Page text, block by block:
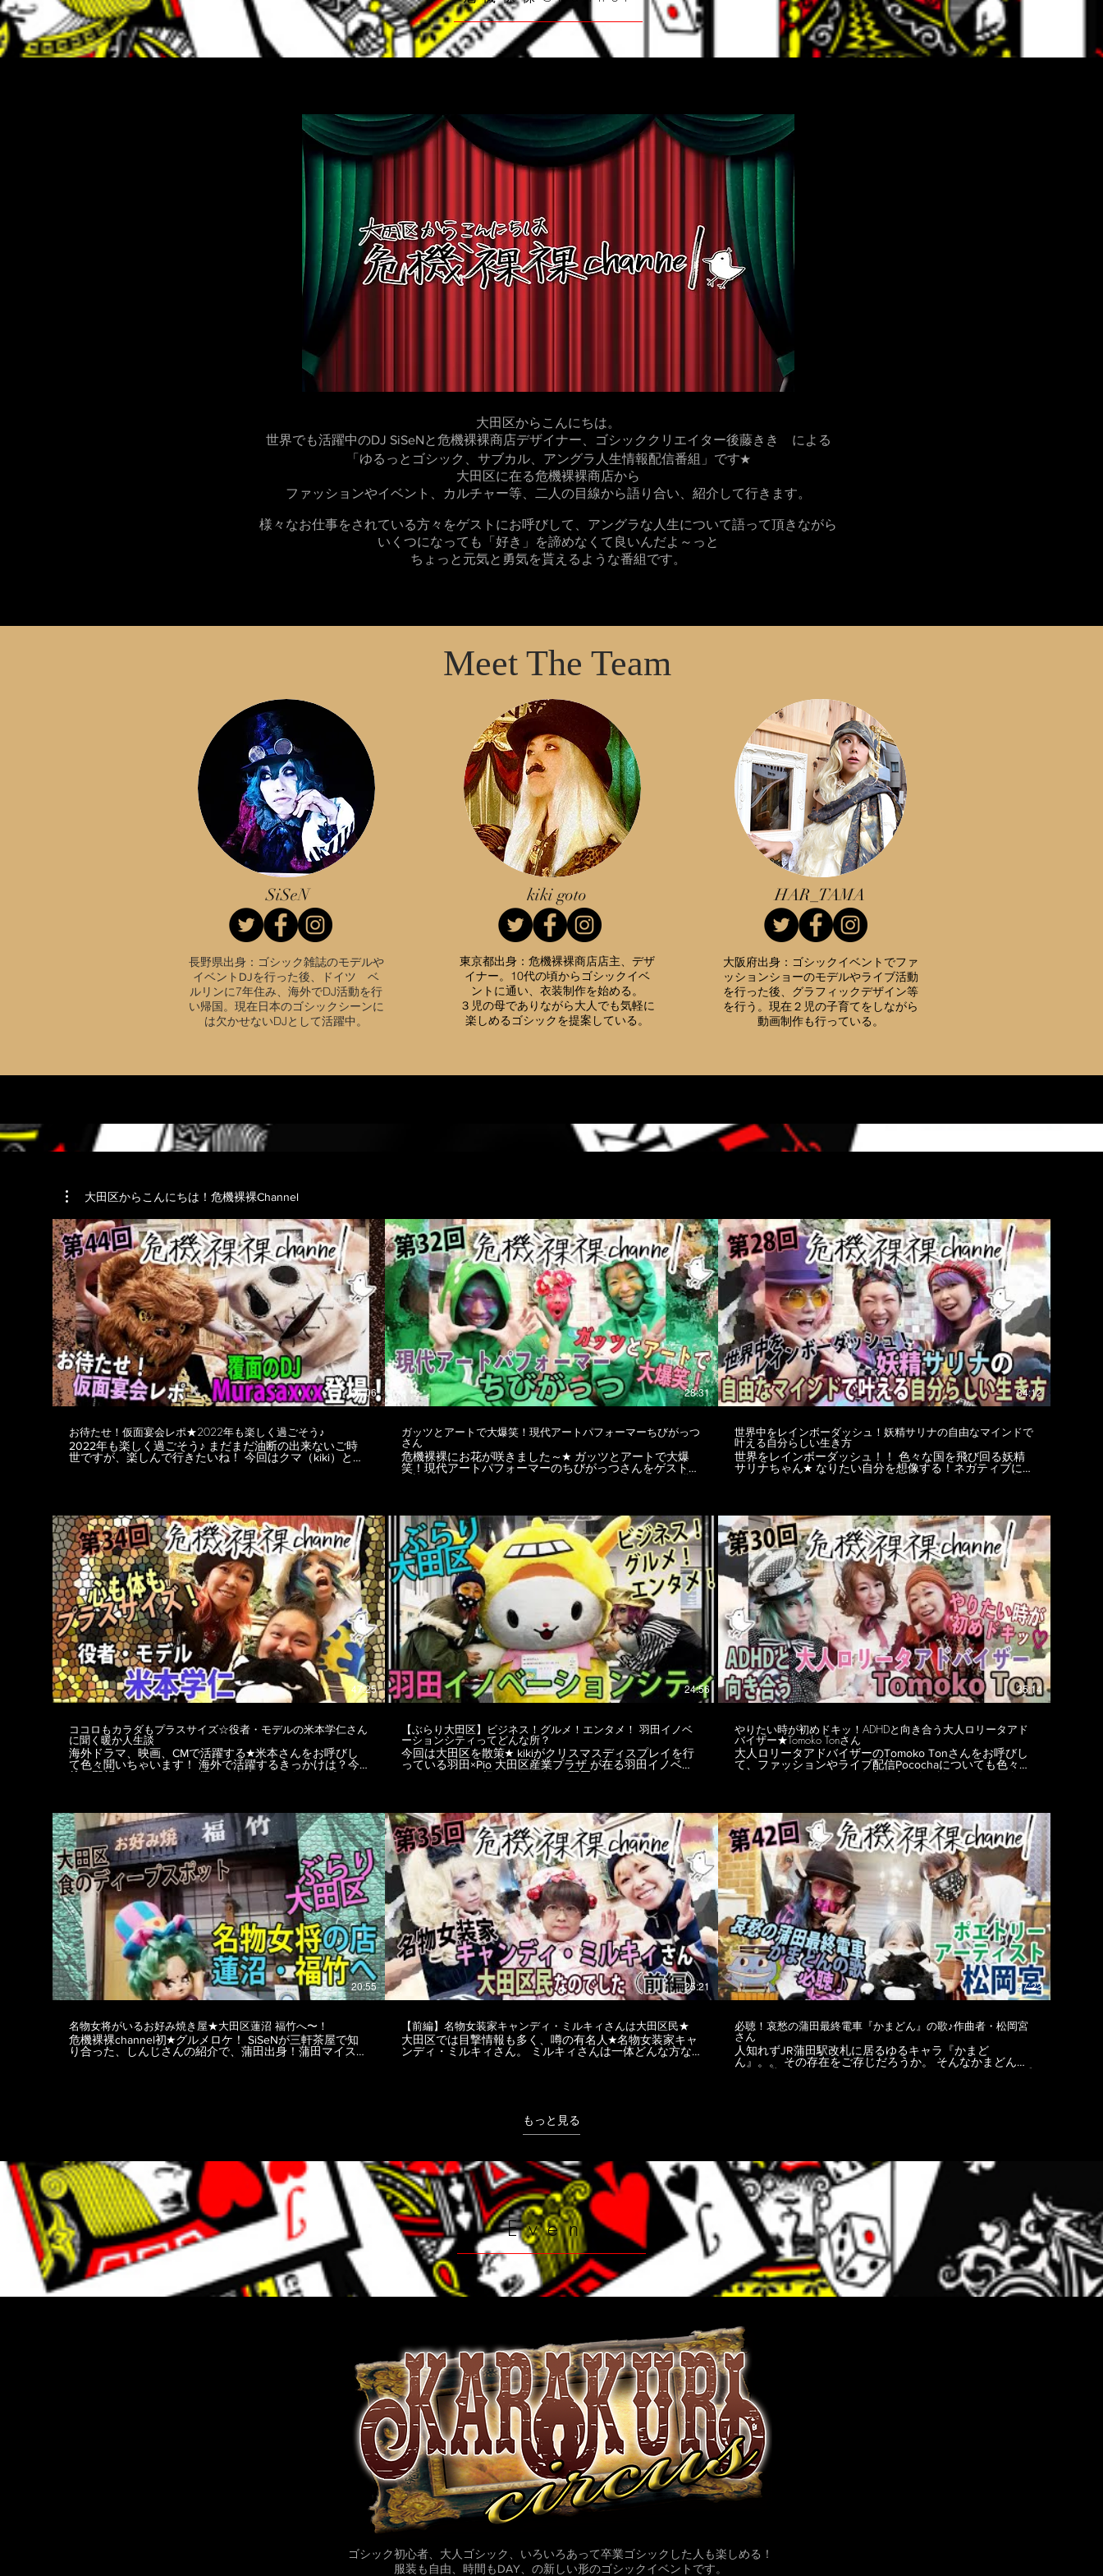
大田区からこんにちは。
世界でも活躍中のDJ SiSeNと危機裸裸商店デザイナー、ゴシッククリエイター後藤きき による
「ゆるっとゴシック、サブカル、アングラ人生情報配信番組」です★
大田区に在る危機裸裸商店から
ファッションやイベント、カルチャー等、二人の目線から語り合い、紹介して行きます。
様々なお仕事をされている方々をゲストにお呼びして、アングラな人生について語って頂きながら
いくつになっても「好き」を諦めなくて良いんだよ～ っと
ちょっと元気と勇気を貰えるような番組です。
Meet The Team
SiSeN
長野県出身：ゴシック雑誌のモデルや
イベントDJを行った後、
ドイツ ベ
ルリンに7年住み、海外でDJ活動を行
い帰国。現在日本のゴシックシーンに
は欠かせないDJとして活躍中。
kiki goto
東京都出身：危機裸裸商店店主、デザ
イナー。10代の頃からゴシックイベ
ントに通い、衣装制作を始める。
３児の母でありながら大人でも気軽に
楽しめるゴシックを提案している。
HAR_TAMA
大阪府出身：ゴシックイベントでファ
ッションショーのモデルやライブ活動
を行った後、グラフィックデザイン等
を行う。現在２児の子育てをしながら
動画制作も行っている。
Event​
大田区からこんにちは！危機裸裸Channel
21:06
お待たせ！仮面宴会レポ★2022年も楽しく過ごそう♪
2022年も楽しく過ごそう♪ まだまだ油断の出来ないご時
世ですが、楽しんで行きたいね！ 今回はクマ（kiki）と覆
Rent 〒1460082 東京都大田区池上5-6-20 ピエタテール池
上 1階 https://channelforrent.info/ ＜危機裸裸商店メディア
出演＞ アド街ック天国 ２０２１・０５・２２放送『雑
色』 https://www.tv-
tokyo.co.jp/adomachi/backnumber/20210522/ ★☆-------------
-------------------------------------☆★ 大田区からこんにちは。 世界
でも活躍中のDJ SiSeNと危機裸裸商店デザイナー、ゴシ
ッククリエイター後藤きき による「ゆるっとゴシック、
サブカル、アングラ情報配信番組」です★ 大田区南六郷危
機裸裸エリアから、ファッションやイベント、カルチャー
等、二人の目線から語り合い、紹介して行きます。 ＜撮
影場所＞ 危機裸裸商店 〒1440045 東京都大田区南六郷1-
17-1 1F 03-4362-5510 https://www.kikirarashoten.com MC
右：DJ Murasaxxx https://www.instagram.com/sisen_violet/
https://www.facebook.com/SiSeN
https://twitter.com/DJSiSeN MC左、カット編集：ゴシック
クリエイター危機裸裸商店デザイナー kiki goto
https://www.facebook.com/kikigotoh
https://twitter.com/gotokiki ＜kiki gotoデザイン監修ブラン
ド＆SHOP＞ https://www.kikirarashoten.com
https://www.dangerousnude.com テロップ、総合編集：
@HAR_TAMA https://www.instagram.com/har_tama
28:31
ガッツとアートで大爆笑！現代アートパフォーマーちびがっつ
さん
危機裸裸にお花が咲きました～★ ガッツとアートで大爆
笑！現代アートパフォーマーのちびがっつさんをゲストに
http://www.chibiguts.com/ https://instagram.com/chibiguts
https://twitter.com/CHIBIGUTS
https://youtube.com/channel/UCjvr4JjaB-xMbVSrWmL_X4w
2ガッツ28日(日)13時から 銭湯絵のお披露目会と60分間笑
いながら踊る「笑ガッツ！」の撮影会！ パフォーマンス
後の15時にお店が開店して入浴もできます♨ パフォーマ
ンスは屋根有りの屋外なので換気も完璧な状態です◎ 場
所 : 尾久ゆ〜ランド熊野前 〒116-0012 東京都荒川区東尾
久５丁目２７−５ ★☆--------------------------------------------------☆★
大田区からこんにちは。 世界でも活躍中のDJ SiSeNと危
機裸裸商店デザイナー、ゴシッククリエイター後藤きき
による「ゆるっとゴシック、サブカル、アングラ情報配信
番組」です★ 大田区南六郷危機裸裸エリアから、ファッシ
ョンやイベント、カルチャー等、二人の目線から語り合
い、紹介して行きます。 ＜撮影場所＞ 危機裸裸珈琲店
Hair salon 〒1440045 東京都大田区南六郷1-7-11木内ビル
102 03-4361-8861
https://www.facebook.com/SiSeN
https://twitter.com/DJSiSeN MC右、カット編集：ゴシック
クリエイター危機裸裸商店デザイナー kiki goto
https://www.instagram.com/kikigotoh/
https://www.dangerousnude.com https://www.nudesox.net
https://www.nudesox.tokyo テロップ、総合編集：
@HAR_TAMA https://www.instagram.com/har_tama
https://twitter.com/har_tama #現代アート #パフォーマンス
アート #はな
34:12
世界中をレインボーダッシュ！妖精サリナの自由なマインドで
叶える自分らしい生き方
世界をレインボーダッシュ！！ 色々な国を飛び回る妖精
サリナちゃん★ なりたい自分を想像する！ネガティブには
ら覚醒しちゃうかも！？ そんな素敵なお話を危機裸裸珈
琲店からお届けします！ ★☆---------------------------------------------
-----☆★ sarina rainbow
https://www.instagram.com/sarina_rainbowdance/ ★☆--------
------------------------------------------☆★ 大田区からこんにちは。
世界でも活躍中のDJ SiSeNと危機裸裸商店デザイナー、
ゴシッククリエイター後藤きき による「ゆるっとゴシッ
ク、サブカル、アングラ情報配信番組」です★ 大田区に在
る危機裸裸商店から、ファッションやイベント、カルチャ
ー等、二人の目線から語り合い、紹介して行きます。 ＜
撮影場所＞ 危機裸裸珈琲店Hair salon 〒1440045 東京都
大田区南六郷1-7-11木内ビル102 03-4361-8861
https://www.kikirarashoten.com/kikiraracafe MC左：DJ
SiSeN https://www.instagram.com/sisen_violet/
https://www.facebook.com/SiSeN
https://twitter.com/DJSiSeN MC右、カット編集：ゴシック
クリエイター危機裸裸商店デザイナー kiki goto
https://twitter.com/gotokiki ＜kiki gotoデザイン監修ブラン
ド＆SHOP＞ https://www.kikirarashoten.com
https://www.dangerousnude.com https://www.nudesox.net
https://www.nudesox.tokyo テロップ、総合編集：
47:25
ココロもカラダもプラスサイズ☆役者・モデルの米本学仁さん
に聞く暖か人生談
海外ドラマ、映画、CMで活躍する★米本さんをお呼びし
て色々聞いちゃいます！ 海外で活躍するきっかけは？今
後の野望は？ にこやかで優しい米本さんからハッピーで
http://www.anore.co.jp/takato_yonemoto/
https://instagram.com/takato_yonemoto
https://twitter.com/takato_yonemoto ★☆-----------------------------
---------------------☆★ 大田区からこんにちは。 世界でも活躍
中のDJ SiSeNと危機裸裸商店デザイナー、ゴシッククリ
エイター後藤きき による「ゆるっとゴシック、サブカ
ル、アングラ情報配信番組」です★ 大田区南六郷危機裸裸
エリアから、ファッションやイベント、カルチャー等、二
人の目線から語り合い、紹介して行きます。 ＜撮影場所
＞ 危機裸裸珈琲店Hair salon 〒1440045 東京都大田区南
六郷1-7-11木内ビル102 03-4361-8861
https://www.kikirarashoten.com/kikiraracafe MC左：DJ
SiSeN https://www.instagram.com/sisen_violet/
https://www.facebook.com/SiSeN
https://twitter.com/DJSiSeN MC右、カット編集：ゴシック
クリエイター危機裸裸商店デザイナー kiki goto
https://www.instagram.com/kikigotoh/
https://twitter.com/gotokiki ＜kiki gotoデザイン監修ブラン
ド＆SHOP＞ https://www.kikirarashoten.com
https://www.dangerousnude.com https://www.nudesox.net
https://www.nudesox.tokyo テロップ、総合編集：
24:56
【ぶらり大田区】ビジネス！グルメ！エンタメ！ 羽田イノベ
ーションシティってどんな所？
今回は大田区を散策★ kikiがクリスマスディスプレイを行
っている羽田×Pio 大田区産業プラザ が在る羽田イノベー
ションシティに行ってきたよ~★ 羽田イノベーションシテ
です★ 施設の完成は2022年との事！進化を続けるイノベ
ーションシティを是非チェック！ ★☆-------------------------------
-------------------☆★ 羽田空港第3ターミナルから1駅の「天空
橋」駅に直結する「HANEDA INNOVATION CITY」は、敷
地面積5.9ha、延床面積が13万m²を超える大規模複合施
設。 「先端」と「文化」の2つをまちのコア産業として、
商業・オフィスをはじめ、多くの特徴的な機能を内包し
た、未来志向の新たな体験や価値に出会える場所です。
世界をリードする国際産業拠点として、多彩なジャパンカ
ルチャーを発信拠点として、このまちに集まってくるあら
ゆる人たちへイノベーションを提供していきます。
https://haneda-innovation-city.com/ ★☆------------------------------
--------------------☆★ 大田区からこんにちは。 世界でも活躍中
のDJ SiSeNと危機裸裸商店デザイナー、ゴシッククリエ
イター後藤きき による「ゆるっとゴシック、サブカル、
アングラ情報配信番組」です★ 大田区南六郷危機裸裸エリ
アから、ファッションやイベント、カルチャー等、二人の
https://www.instagram.com/sisen_violet/
https://www.facebook.com/SiSeN
https://twitter.com/DJSiSeN MC右、カット編集：ゴシック
クリエイター危機裸裸商店デザイナー kiki goto
https://www.nudesox.tokyo テロップ、総合編集：
35:14
やりたい時が初めドキッ！ADHDと向き合う大人ロリータアド
バイザー★Tomoko Tonさん
大人ロリータアドバイザーのTomoko Tonさんをお呼びし
て、ファッションやライブ配信Pocochaについても色々聞
いちゃいます★ ADHDとも向き合いながら、いくつになっ
-----------------------------------------------☆★ Tomoko Ton・SNSリン
ク ★ブログ http://tontonmokomoko.blog.fc2.com
★Instagram https://www.instagram.com/tomokoton
★Twitter https://twitter.com/tomokoton ★ライブ配信
Pococha 現在
https://www.pococha.com/app/users/ada38335-d89e-
4604-8955-399157fa4569 ★2月よりこちら
https://www.pococha.com/app/users/4110e2f5-77d0-4e4f-
b274-e6e88cca64c0 AFTER PARTY TOKYO
http://afterparty.jp/ ★☆--------------------------------------------------
☆★ 大田区からこんにちは。 世界でも活躍中のDJ SiSeN
と危機裸裸商店デザイナー、ゴシッククリエイター後藤き
き による「ゆるっとゴシック、サブカル、アングラ情報
配信番組」です★ 大田区南六郷危機裸裸エリアから、ファ
ッションやイベント、カルチャー等、二人の目線から語り
合い、紹介して行きます。 ＜撮影場所＞ 危機裸裸珈琲店
Hair salon 〒1440045 東京都大田区南六郷1-7-11木内ビル
https://www.kikirarashoten.com/kikiraracafe MC左：DJ
SiSeN https://www.instagram.com/sisen_violet/
https://www.facebook.com/SiSeN
https://twitter.com/DJSiSeN MC右、カット編集：ゴシック
クリエイター危機裸裸商店デザイナー kiki goto
ンサー #占い師
20:55
名物女将がいるお好み焼き屋★大田区蓮沼 福竹へ〜！
危機裸裸channel初★グルメロケ！ SiSeNが三軒茶屋で知
り合った、しんじさんの紹介で、蒲田出身！蒲田マイスタ
ゴシッククリエイター後藤きき による「ゆるっとゴシッ
ク、サブカル、アングラ情報配信番組」です★ 大田区に在
る危機裸裸商店から、ファッションやイベント、カルチャ
ー等、二人の目線から語り合い、紹介して行きます。 MC
左：DJ SiSeN https://www.instagram.com/sisen_violet/
https://www.facebook.com/SiSeN
https://twitter.com/DJSiSeN MC右、カット編集：ゴシック
クリエイター危機裸裸商店デザイナー kiki goto
https://www.instagram.com/kikigotoh/
https://www.facebook.com/kikigotoh
https://twitter.com/gotokiki ＜kiki gotoデザイン監修ブラン
ド＆SHOP＞ https://www.kikirarashoten.com
25:21
【前編】名物女装家キャンディ・ミルキィさんは大田区民★
大田区では目撃情報も多く、噂の有名人★名物女装家キャ
ンディ・ミルキィさん。 ミルキィさんは一体どんな方な
https://www.facebook.com/milky.candyh ★☆-----------------------
ル、アングラ情報配信番組」です★ 大田区南六郷危機裸裸
エリアから、ファッションやイベント、カルチャー等、二
人の目線から語り合い、紹介して行きます。 ＜撮影場所
＞ 危機裸裸珈琲店Hair salon 〒1440045 東京都大田区南
六郷1-7-11木内ビル102 03-4361-8861
https://www.kikirarashoten.com/kikiraracafe MC左：DJ
SiSeN https://www.instagram.com/sisen_violet/
https://www.facebook.com/SiSeN
https://twitter.com/DJSiSeN MC右、カット編集：ゴシック
クリエイター危機裸裸商店デザイナー kiki goto
https://www.instagram.com/kikigotoh/
https://www.facebook.com/kikigotoh
@HAR_TAMA https://www.instagram.com/har_tama
https://twitter.com/har_tama #キャンディキャンディ #女装
家 #昭和レトロ
27:22
必聴！哀愁の蒲田最終電車『かまどん』の歌♪作曲者・松岡宮
さん
人知れずJR蒲田駅改札に居るゆるキャラ『かまど
ん』。。 その存在をご存じだろうか。 そんなかまどんの
----------☆★ 大田区からこんにちは。 世界でも活躍中のDJ
SiSeNと危機裸裸商店デザイナー、ゴシッククリエイター
後藤きき による「ゆるっとゴシック、サブカル、アング
ラ情報配信番組」です★ 大田区南六郷危機裸裸エリアか
ら、ファッションやイベント、カルチャー等、二人の目線
から語り合い、紹介して行きます。 ＜撮影場所＞ 危機裸
裸珈琲店Hair salon 〒1440045 東京都大田区南六郷1-7-11木
内ビル102 03-4361-8861
https://www.kikirarashoten.com/kikiraracafe MC左：DJ
SiSeN https://www.instagram.com/sisen_violet/
https://www.facebook.com/SiSeN
https://twitter.com/DJSiSeN MC右、カット編集：ゴシック
https://www.facebook.com/kikigotoh
https://twitter.com/gotokiki ＜kiki gotoデザイン監修ブラン
ド＆SHOP＞ https://www.kikirarashoten.com
https://www.dangerousnude.com https://www.nudesox.net
https://www.nudesox.tokyo テロップ、総合編集：
@HAR_TAMA https://www.instagram.com/har_tama
もっと見る
ゴシック初心者、大人ゴシック、いろいろあって卒業ゴシックした人も楽しめる！
​服装も自由、時間もDAY、の新しい形のゴシックイベントです。